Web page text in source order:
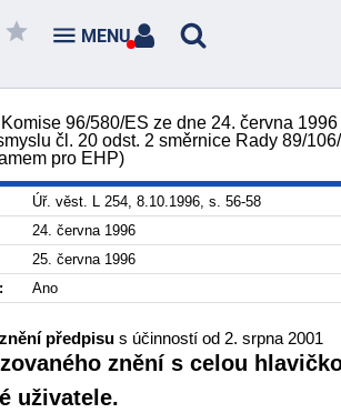
96/580/ES ze dne 24. června
čl. 20 odst. 2 směrnice Rady 89/
pro EHP)
Úř. věst. L 254, 8.10.1996, s. 56-58
24. června 1996
25. června 1996
Ano
předpisu s účinností od 2. srpna 2001
znění s celou
uživatele.
MENU